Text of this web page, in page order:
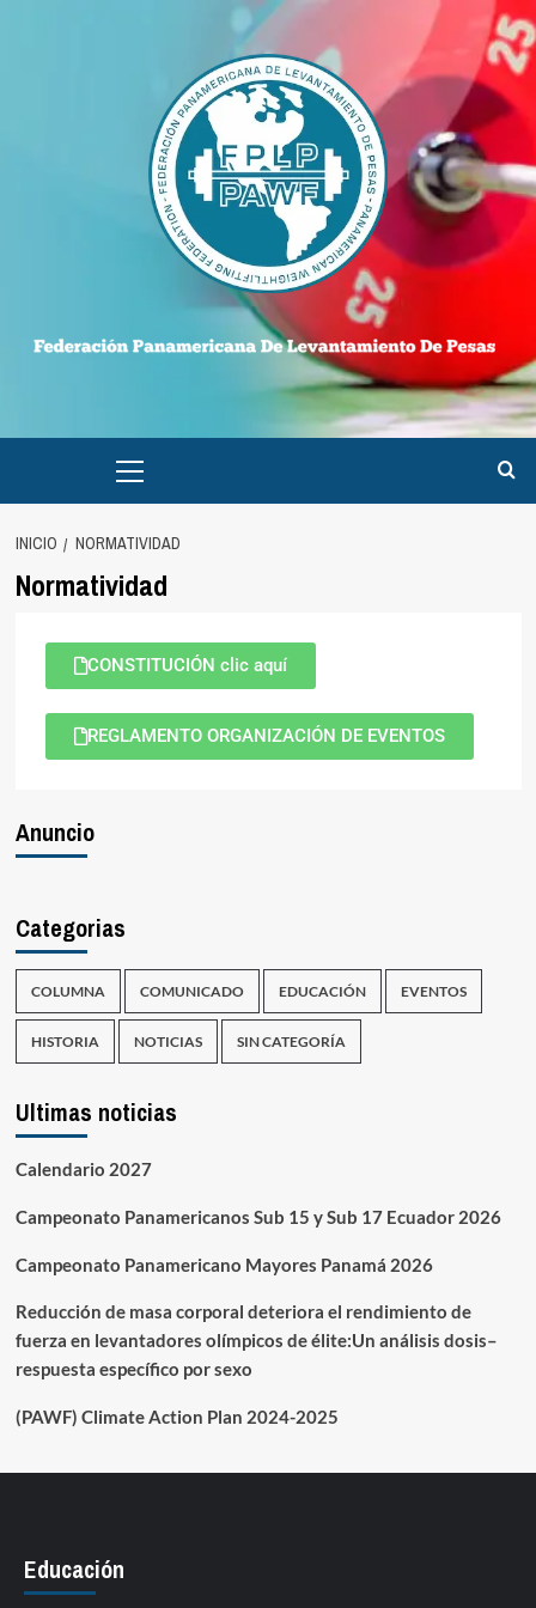
INICIO NORMATIVIDAD
Normatividad
CONSTITUCIÓN clic aquí
REGLAMENTO ORGANIZACIÓN DE EVENTOS
Anuncio
Categorias
COLUMNA COMUNICADO EDUCACIÓN EVENTOS
HISTORIA NOTICIAS SIN CATEGORÍA
Ultimas noticias
Calendario 2027
Campeonato Panamericanos Sub 15 y Sub 17 Ecuador 2026
Campeonato Panamericano Mayores Panamá 2026
Reducción de masa corporal deteriora el rendimiento de
fuerza en levantadores olímpicos de élite:Un análisis dosis–
respuesta específico por sexo
(PAWF) Climate Action Plan 2024-2025
Educación